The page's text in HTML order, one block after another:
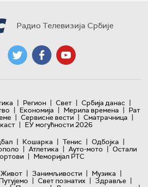
Радио Телевизија Србије
| Регион | Свет | Србија данас |
| Економија | Мерила времена | Рат
| Сервисне вести | Сматрачница |
| ЕУ могућности 2026
| Кошарка | Тенис | Одбојка |
| Атлетика | Ауто-мото | Остали
| Меморијал РТС
Живот | Занимљивости | Музика |
| Свет познатих | Здравље |